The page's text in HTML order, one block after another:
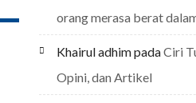
orang merasa berat
Khairul adhimpadaCiri
Opini, dan Artikel